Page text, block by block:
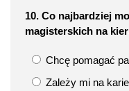
10. Co najbardziej
magisterskich na
Chcę pomagać
Zależy mi na